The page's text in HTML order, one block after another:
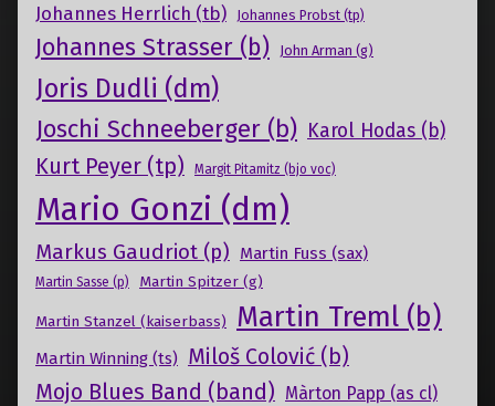
Johannes Herrlich (tb) Johannes Probst (tp)
Johannes Strasser (b) John Arman (g)
Joris Dudli (dm)
Joschi Schneeberger (b) Karol Hodas (b)
Kurt Peyer (tp) Margit Pitamitz (bjo voc)
Mario Gonzi (dm)
Markus Gaudriot (p) Martin Fuss (sax)
Martin Sasse (p) Martin Spitzer (g)
Martin Stanzel (kaiserbass) Martin Treml (b)
Martin Winning (ts) Miloš Colović (b)
Mojo Blues Band (band) Màrton Papp (as cl)